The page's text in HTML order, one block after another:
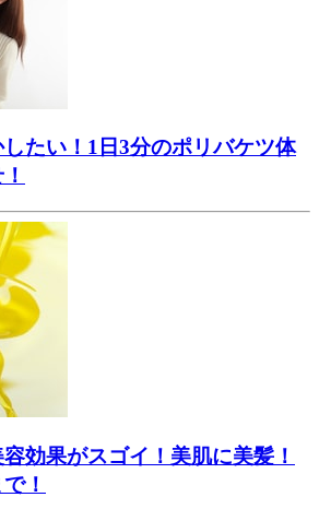
たい！1日3分のポリバケツ体
効果がスゴイ！美肌に美髪！
！